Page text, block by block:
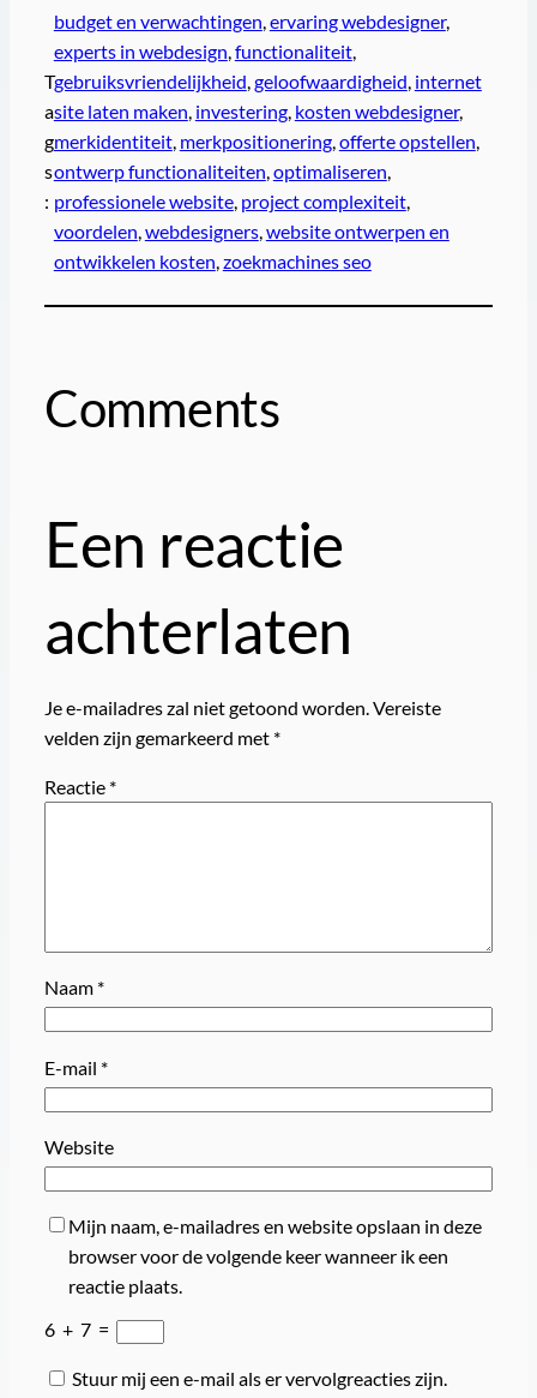
T
a
g
s
:
budget en verwachtingen ervaring webdesigner
experts in webdesign functionaliteit
gebruiksvriendelijkheid geloofwaardigheid internet
site laten maken investering, kosten webdesigner
merkidentiteit, merkpositionering, offerte opstellen
ontwerp functionaliteiten optimaliseren
professionele website, project complexiteit
voordelen webdesigners, website ontwerpen en
ontwikkelen kosten zoekmachines seo
Comments
Een reactie
achterlaten
Je e-mailadres zal niet getoond worden.Vereiste
velden zijn gemarkeerd met *
Reactie *
Naam *
E-mail *
Website
Mijn naam, e-mailadres en website opslaan in deze
browser voor de volgende keer wanneer ik een
reactie plaats.
6 + 7 =
Stuur mij een e-mail als er vervolgreacties zijn.